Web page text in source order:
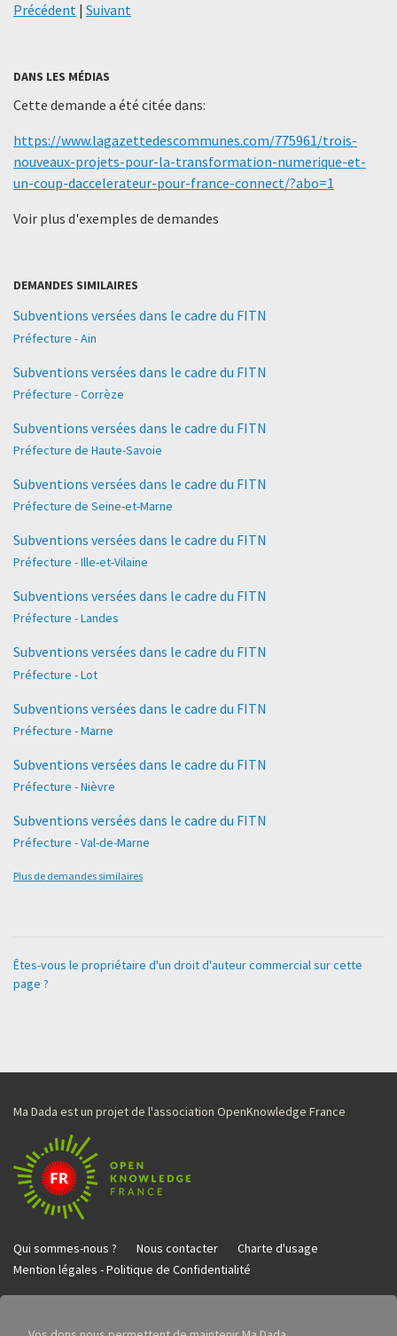
Précédent | Suivant
DANS LES MÉDIAS
Cette demande a été citée dans:
https://www.lagazettedescommunes.com/775961/trois-
nouveaux-projets-pour-la-transformation-numerique-et-
un-coup-daccelerateur-pour-france-connect/?abo=1
Voir plus d'exemples de demandes
DEMANDES SIMILAIRES
Subventions versées dans le cadre du FITN
Préfecture - Ain
Subventions versées dans le cadre du FITN
Préfecture - Corrèze
Subventions versées dans le cadre du FITN
Préfecture de Haute-Savoie
Subventions versées dans le cadre du FITN
Préfecture de Seine-et-Marne
Subventions versées dans le cadre du FITN
Préfecture - Ille-et-Vilaine
Subventions versées dans le cadre du FITN
Préfecture - Landes
Subventions versées dans le cadre du FITN
Préfecture - Lot
Subventions versées dans le cadre du FITN
Préfecture - Marne
Subventions versées dans le cadre du FITN
Préfecture - Nièvre
Subventions versées dans le cadre du FITN
Préfecture - Val-de-Marne
Plus de demandes similaires
Êtes-vous le propriétaire d'un droit d'auteur commercial sur cette
page ?
Ma Dada est un projet de l'association OpenKnowledge France
Qui sommes-nous ? Nous contacter
Charte d'usage
Mention légales - Politique de Confidentialité